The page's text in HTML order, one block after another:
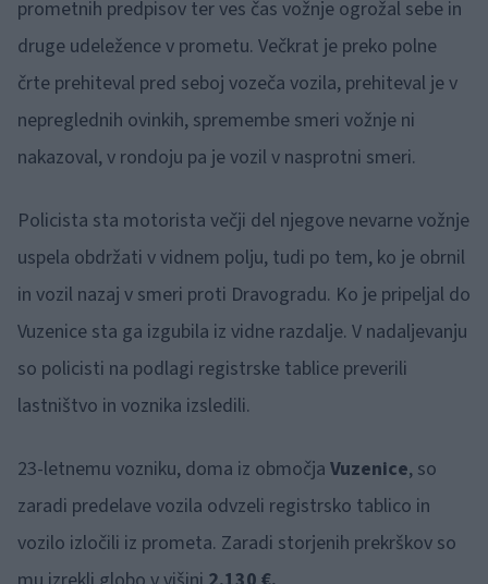
prometnih predpisov ter ves čas vožnje ogrožal sebe in
druge udeležence v prometu. Večkrat je preko polne
črte prehiteval pred seboj vozeča vozila, prehiteval je v
nepreglednih ovinkih, spremembe smeri vožnje ni
nakazoval, v rondoju pa je vozil v nasprotni smeri.
Policista sta motorista večji del njegove nevarne vožnje
uspela obdržati v vidnem polju, tudi po tem, ko je obrnil
in vozil nazaj v smeri proti Dravogradu. Ko je pripeljal do
Vuzenice sta ga izgubila iz vidne razdalje. V nadaljevanju
so policisti na podlagi registrske tablice preverili
lastništvo in voznika izsledili.
23-letnemu vozniku, doma iz območja Vuzenice, so
zaradi predelave vozila odvzeli registrsko tablico in
vozilo izločili iz prometa. Zaradi storjenih prekrškov so